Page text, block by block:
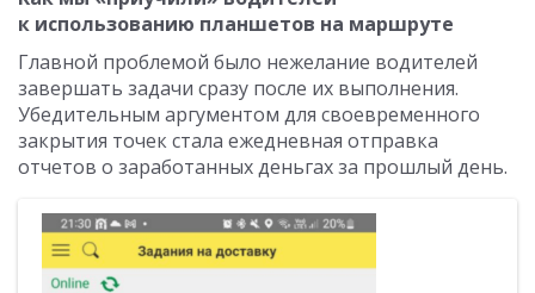
к использованию планшетов на маршруте
Главной проблемой было нежелание водителей
завершать задачи сразу после их выполнения.
Убедительным аргументом для своевременного
закрытия точек стала ежедневная отправка
отчетов о заработанных деньгах за прошлый день.